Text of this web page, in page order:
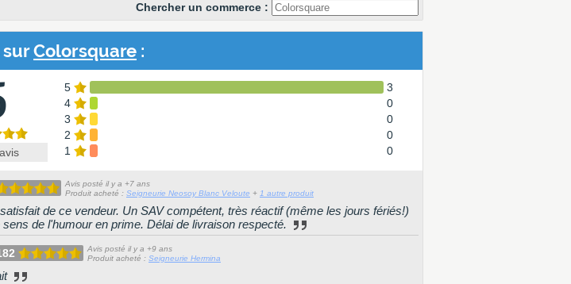
Chercher un commerce :
surColorsquare :
5
3
4
0
3
0
2
0
1
0
Avis posté il y a +7 ans
Produit acheté : Seigneurie Neosoy Blanc Veloute + 1 autre produit
de ce vendeur. Un SAV compétent, très réactif (même les jours fériés!)
de l'humour en prime. Délai de livraison respecté.
Avis posté il y a +9 ans
Produit acheté : Seigneurie Hermina